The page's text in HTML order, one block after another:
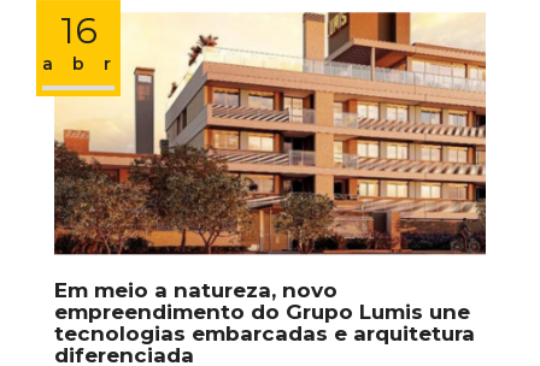
16
abr
Em meio a natureza, novo
empreendimento do Grupo Lumis une
tecnologias embarcadas e arquitetura
diferenciada